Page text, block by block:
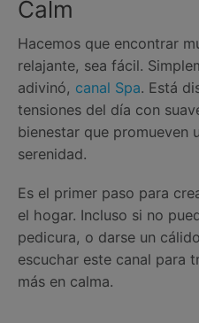
Calm
Hacemos que encontrar
relajante, sea fácil.
adivinó, canal Spa. Está
tensiones del día con
bienestar que promueven
serenidad.
Es el primer paso para
el hogar. Incluso si no
pedicura, o darse un
escuchar este canal para
más en calma.